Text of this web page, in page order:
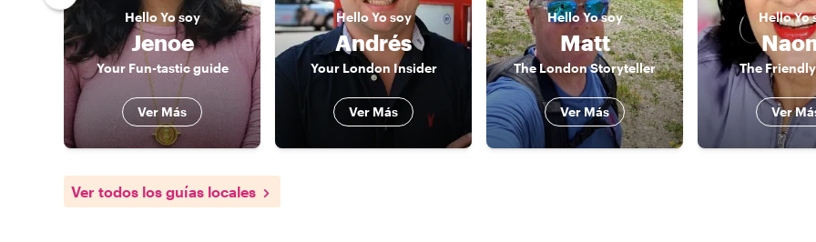
Hello Yo soy
Jenoe
Your Fun-tastic guide
Ver Más
Hello Yo soy
Andrés
Your London Insider
Ver Más
HelloYo soy
Matt
The London Storyteller
Ver Más
HelloYo
The
Ver
Ver todos los guías locales